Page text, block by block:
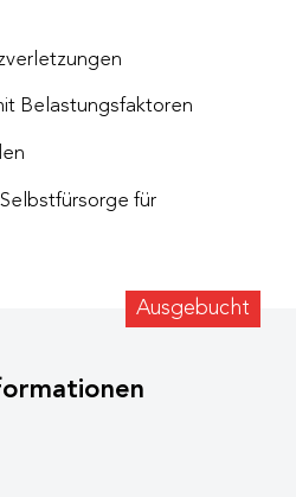
Belastungsfaktoren
für
Ausgebucht